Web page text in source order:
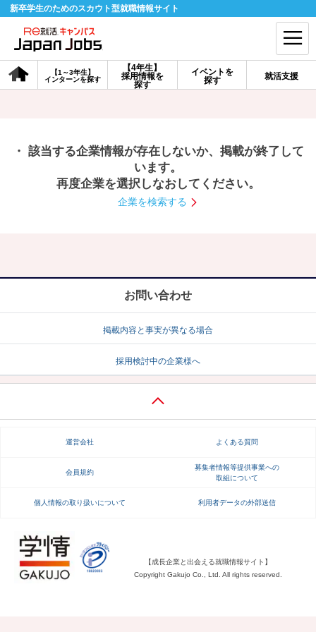
新卒学生のためのスカウト型就職情報サイト
【4年生】
採用情報を
探す
【1～3年生】
インターンを探す
イベントを
探す
就活支援
会員登録 ログイン
探す
【4年生】
説明会を探す
就活ノウハウ・サポート
就活ノウハウが満載！ お役立ち記事・相談室など
就活ニュースペーパー よくある質問
不明点があればこちら
・ 該当する企業情報が存在しないか、掲載が終了して
います。
再度企業を選択しなおしてください。
企業を検索する
お問い合わせ
掲載内容と事実が異なる場合
採用検討中の企業様へ
運営会社 よくある質問
会員規約
募集者情報等提供事業への
取組について
個人情報の取り扱いについて 利用者データの外部送信
【成長企業と出会える就職情報サイト】
Copyright Gakujo Co., Ltd. All rights reserved.